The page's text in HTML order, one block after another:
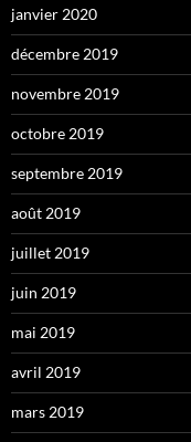
janvier 2020
décembre 2019
novembre 2019
octobre 2019
septembre 2019
août 2019
juillet 2019
juin 2019
mai 2019
avril 2019
mars 2019